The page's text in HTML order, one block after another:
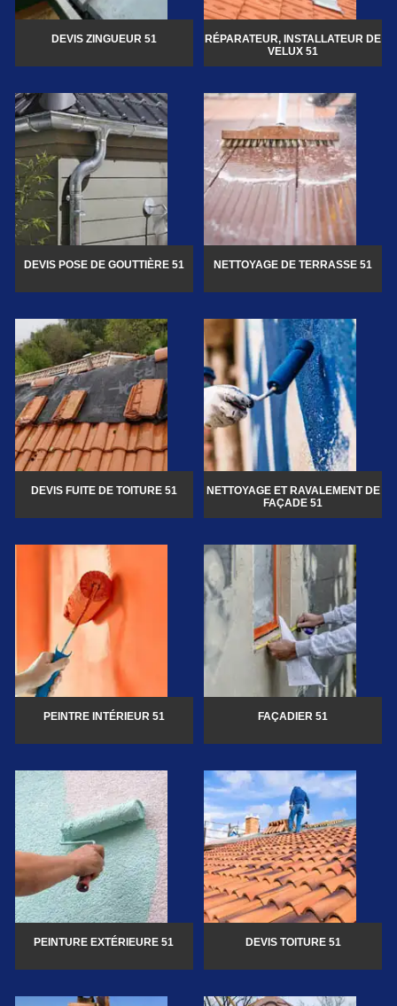
DEVIS ZINGUEUR 51
RÉPARATEUR, INSTALLATEUR DE
VELUX 51
DEVIS POSE DE GOUTTIÈRE 51 NETTOYAGE DE TERRASSE 51
DEVIS FUITE DE TOITURE 51
NETTOYAGE ET RAVALEMENT DE
FAÇADE 51
PEINTRE INTÉRIEUR 51 FAÇADIER 51
PEINTURE EXTÉRIEURE 51 DEVIS TOITURE 51